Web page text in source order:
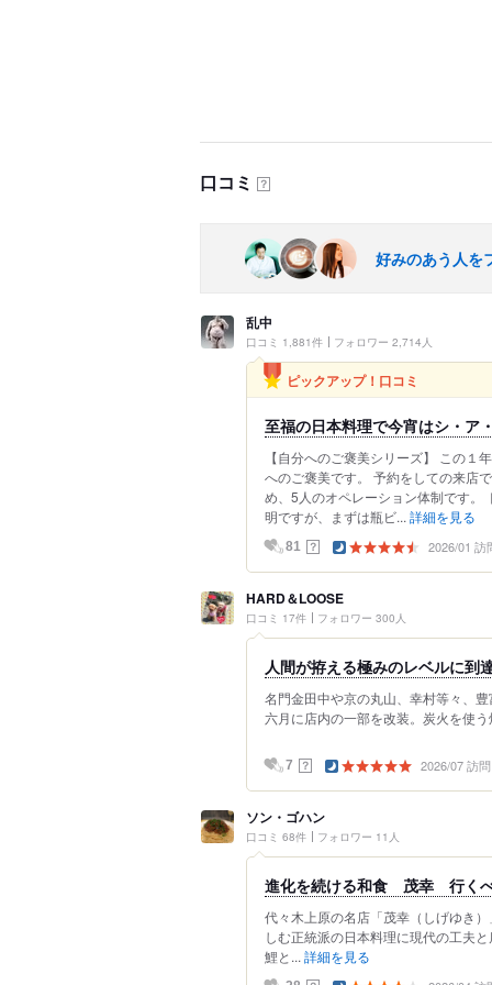
口コミ ？
好みのあう人を
乱中
口コミ 1,881件 フォロワー 2,714人
ピックアップ！口コミ
至福の日本料理で今宵はシ・ア
【自分へのご褒美シリーズ】 この１
へのご褒美です。 予約をしての来店
め、5人のオペレーション体制です。
明ですが、まずは瓶ビ... 詳細を見る
81 ？ 2026/01 訪
HARD＆LOOSE
口コミ 17件 フォロワー 300人
人間が拵える極みのレベルに到
名門金田中や京の丸山、幸村等々、
六月に店内の一部を改装。炭火を使
7 ？ 2026/07 訪問
ソン・ゴハン
口コミ 68件 フォロワー 11人
進化を続ける和食 茂幸 行く
代々木上原の名店「茂幸（しげゆき
しむ正統派の日本料理に現代の工夫
鯉と... 詳細を見る